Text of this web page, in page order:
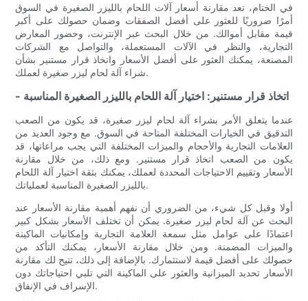
في الختام، تعد مقارنة أسعار آلات اللحام بالليزر الصغيرة في السوق
أمرًا ضروريًا للعثور على أفضل الصفقات وضمان حصولك على أكبر
قيمة مقابل أموالك. من خلال البحث عبر الإنترنت، وحضور المعارض
التجارية، والنظر في الآلات المستعملة، والتواصل مع الشركات
المصنعة، يمكنك العثور على أفضل الأسعار واتخاذ قرار مستنير بشأن
شراء آلة لحام ليزر صغيرة لعملك.
- اتخاذ قرار مستنير: اختيار آلة اللحام بالليزر الصغيرة المناسبة
عندما يتعلق الأمر بشراء آلة لحام ليزر صغيرة، قد يكون من الصعب
التدقيق في الخيارات المختلفة المتاحة في السوق. مع وجود العديد من
العلامات التجارية والأحجام والميزات المختلفة التي يجب مراعاتها، قد
يكون من الصعب اتخاذ قرار مستنير. ومع ذلك، من خلال مقارنة
الأسعار وتقييم الاحتياجات المحددة لعملك، يمكنك بثقة اختيار آلة اللحام
بالليزر الصغيرة المناسبة لعملياتك.
أولا وقبل كل شيء، من الضروري أن نفهم أهمية مقارنة الأسعار عند
البحث عن آلة لحام ليزر صغيرة. يمكن أن تختلف الأسعار بشكل كبير
اعتمادًا على عوامل مثل سمعة العلامة التجارية وإمكانيات الماكينة
والميزات المضمنة. ومن خلال مقارنة الأسعار، يمكنك التأكد من
حصولك على أفضل قيمة لاستثمارك. بالإضافة إلى ذلك، تتيح لك مقارنة
الأسعار تحديد الميزانية والعثور على الماكينة التي تلبي احتياجاتك دون
الإسراف في الإنفاق.